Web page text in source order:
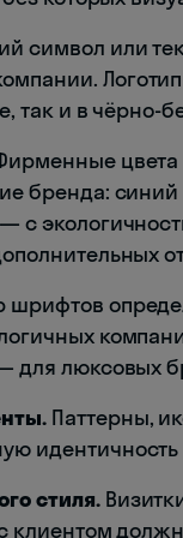
символ или
так и в чёрно-
цвета
бренда:
с
шрифтов
для люксовых
Паттерны,
стиля.
клиентом